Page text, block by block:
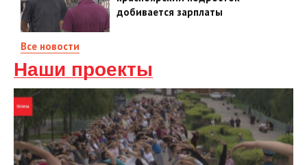
добивается зарплаты
Все новости
Наши проекты